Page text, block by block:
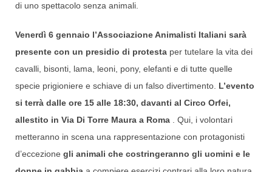
di uno spettacolo senza animali.
Venerdì 6 gennaio l’Associazione Animalisti Italiani sarà
presente con un presidio di protesta per tutelare la vita dei
cavalli, bisonti, lama, leoni, pony, elefanti e di tutte quelle
specie prigioniere e schiave di un falso divertimento. L’evento
si terrà dalle ore 15 alle 18:30, davanti al Circo Orfei,
allestito in Via Di Torre Maura a Roma
. Qui, i volontari
metteranno in scena una rappresentazione con protagonisti
d’eccezione gli animali che costringeranno gli uomini e le